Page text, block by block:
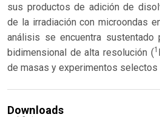
sus productos de adición de
de la irradiación con microondas
análisis se encuentra sustentado
bidimensional de alta resolución (1
de masas y experimentos selectos
Downloads